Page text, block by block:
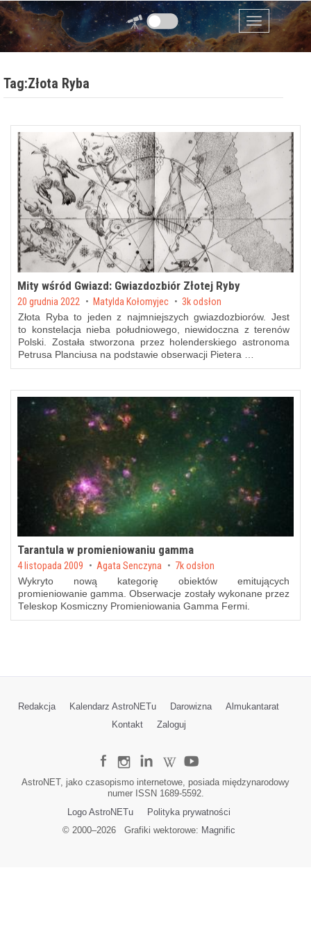
Przejdź do zawartości
Menu
Tag:Złota Ryba
Mity wśród Gwiazd: Gwiazdozbiór Złotej Ryby
Posted on
20 grudnia 2022 byMatylda Kołomyjec 3k odsłon
Złota Ryba to jeden z najmniejszych gwiazdozbiorów. Jest
to konstelacja nieba południowego, niewidoczna z terenów
Polski. Została stworzona przez holenderskiego astronoma
Petrusa Planciusa na podstawie obserwacji Pietera …
Tarantula w promieniowaniu gamma
Posted on
4 listopada 2009 by Agata Senczyna 7k odsłon
Wykryto nową kategorię obiektów emitujących
promieniowanie gamma. Obserwacje zostały wykonane przez
Teleskop Kosmiczny Promieniowania Gamma Fermi.
Redakcja Kalendarz AstroNETu Darowizna
Almukantarat
Kontakt
Zaloguj
AstroNET, jako czasopismo internetowe, posiada międzynarodowy
numer ISSN 1689-5592.
Logo AstroNETu
Polityka prywatności
© 2000–2026Grafiki wektorowe: Magnific